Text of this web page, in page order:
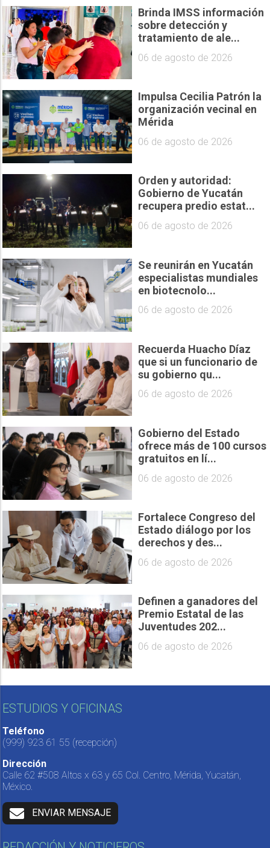
Brinda IMSS información
sobre detección y
tratamiento de ale...
06 de agosto de 2026
Impulsa Cecilia Patrón la
organización vecinal en
Mérida
06 de agosto de 2026
Orden y autoridad:
Gobierno de Yucatán
recupera predio estat...
06 de agosto de 2026
Se reunirán en Yucatán
especialistas mundiales
en biotecnolo...
06 de agosto de 2026
Recuerda Huacho Díaz
que si un funcionario de
su gobierno qu...
06 de agosto de 2026
Gobierno del Estado
ofrece más de 100 cursos
gratuitos en lí...
06 de agosto de 2026
Fortalece Congreso del
Estado diálogo por los
derechos y des...
06 de agosto de 2026
Definen a ganadores del
Premio Estatal de las
Juventudes 202...
06 de agosto de 2026
ESTUDIOS Y OFICINAS
Teléfono
(999) 923 61 55 (recepción)
Dirección
Calle 62 #508 Altos x 63 y 65 Col. Centro, Mérida, Yucatán,
México.
ENVIAR MENSAJE